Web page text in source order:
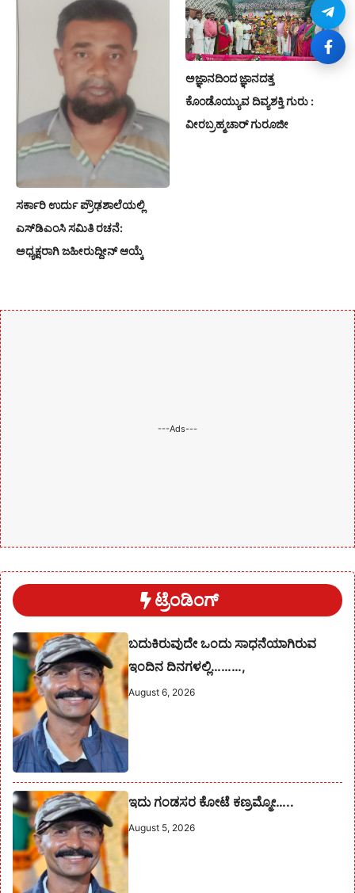
ಸರ್ಕಾರಿ ಉರ್ದು ಪ್ರೌಢಶಾಲೆಯಲ್ಲಿ
ಎಸ್‌ಡಿಎಂಸಿ ಸಮಿತಿ ರಚನೆ:
ಅಧ್ಯಕ್ಷರಾಗಿ ಜಹೀರುದ್ದೀನ್ ಆಯ್ಕೆ
ಅಜ್ಞಾನದಿಂದ ಜ್ಞಾನದತ್ತ
ಕೊಂಡೊಯ್ಯುವ ದಿವ್ಯಶಕ್ತಿ ಗುರು :
ವೀರಬ್ರಹ್ಮಚಾರ್ ಗುರೂಜೀ
---Ads---
ಟ್ರೆಂಡಿಂಗ್
ಬದುಕಿರುವುದೇ ಒಂದು ಸಾಧನೆಯಾಗಿರುವ
ಇಂದಿನ ದಿನಗಳಲ್ಲಿ………,
August 6, 2026
ಇದು ಗಂಡಸರ ಕೋಟೆ ಕಣ್ರಮ್ಮೋ…..
August 5, 2026